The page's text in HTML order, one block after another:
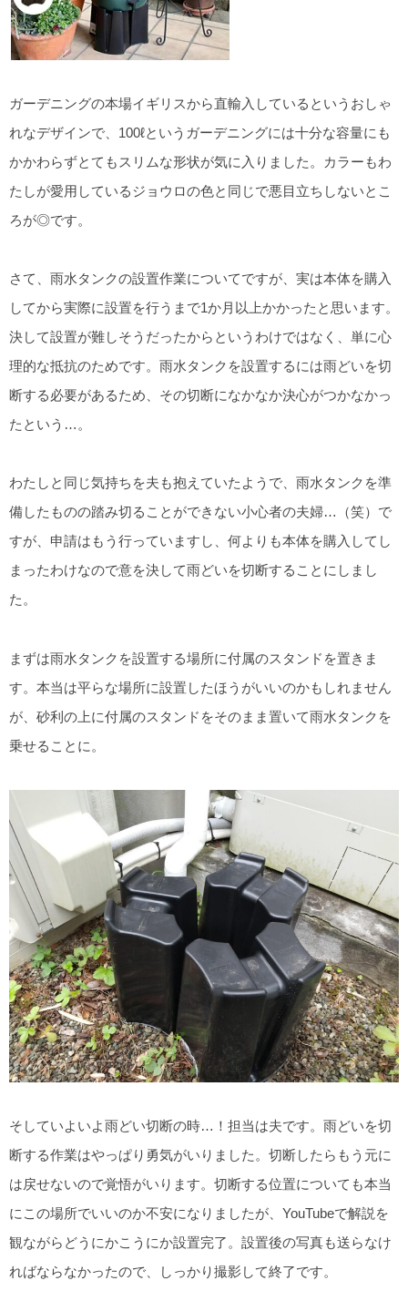
ガーデニングの本場イギリスから直輸入しているというおしゃ
れなデザインで、100ℓというガーデニングには十分な容量にも
かかわらずとてもスリムな形状が気に入りました。カラーもわ
たしが愛用しているジョウロの色と同じで悪目立ちしないとこ
ろが◎です。
さて、雨水タンクの設置作業についてですが、実は本体を購入
してから実際に設置を行うまで1か月以上かかったと思います。
決して設置が難しそうだったからというわけではなく、単に心
理的な抵抗のためです。雨水タンクを設置するには雨どいを切
断する必要があるため、その切断になかなか決心がつかなかっ
たという…。
わたしと同じ気持ちを夫も抱えていたようで、雨水タンクを準
備したものの踏み切ることができない小心者の夫婦…（笑）で
すが、申請はもう行っていますし、何よりも本体を購入してし
まったわけなので意を決して雨どいを切断することにしまし
た。
まずは雨水タンクを設置する場所に付属のスタンドを置きま
す。本当は平らな場所に設置したほうがいいのかもしれません
が、砂利の上に付属のスタンドをそのまま置いて雨水タンクを
乗せることに。
そしていよいよ雨どい切断の時…！担当は夫です。雨どいを切
断する作業はやっぱり勇気がいりました。切断したらもう元に
は戻せないので覚悟がいります。切断する位置についても本当
にこの場所でいいのか不安になりましたが、YouTubeで解説を
観ながらどうにかこうにか設置完了。設置後の写真も送らなけ
ればならなかったので、しっかり撮影して終了です。